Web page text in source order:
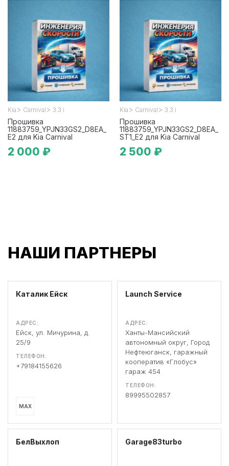
Kia > Carnival > 3.3 i
Прошивка
11883759_YPJN33GS2_D8EA_
E2 для Kia Carnival
2 000 ₽
Kia > Carnival > 3.3 i
Прошивка
11883759_YPJN33GS2_D8EA_
ST1_E2 для Kia Carnival
2 500 ₽
НАШИ ПАРТНЕРЫ
Каталик Ейск
АДРЕС:
Ейск, ул. Мичурина, д.
25/9
ТЕЛЕФОН:
+79184155626
MAX
Launch Service
АДРЕС:
Ханты-Мансийский
автономный округ, Город
Нефтеюганск, гаражный
кооператив «Глобус»
гараж 454
ТЕЛЕФОН:
89995502857
БелВыхлоп Garage83turbo